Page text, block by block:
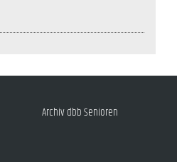
Archiv dbb Senioren